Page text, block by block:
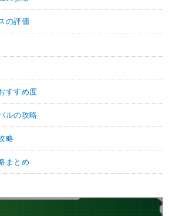
の評価
すすめ度
ルの攻略
略
まとめ